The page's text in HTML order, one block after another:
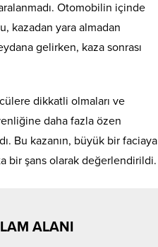
Otomobilin içinde
kazadan yara almadan
gelirken, kaza sonrası
dikkatli olmaları ve
daha fazla özen
Bu kazanın, büyük bir faciaya
bir şans olarak değerlendirildi.
ALANI